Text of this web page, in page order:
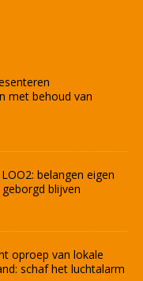
met behoud van
belangen eigen
blijven
oproep van lokale
schaf het luchtalarm